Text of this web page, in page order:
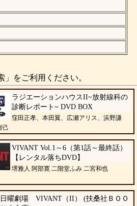
をご利用ください。
ラジエーションハウスII~放射線科の
診断レポート~ DVD BOX
窪田正孝、本田翼、広瀬アリス、浜野謙
己
VIVANT Vol.1～6（第1話～最終話）
【レンタル落ちDVD】
堺雅人 阿部寛 二階堂ふみ 二宮和也
日曜劇場 VIVANT（II） (扶桑社ＢＯＯ